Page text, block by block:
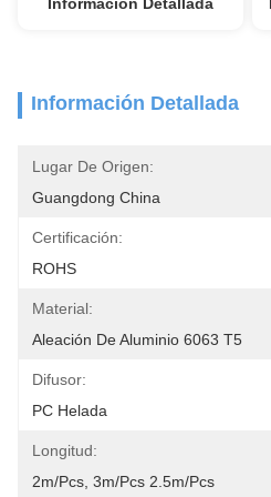
Información Detallada
Lugar De Origen:
Guangdong China
Certificación:
ROHS
Material:
Aleación De Aluminio 6063 T5
Difusor:
PC Helada
Longitud:
2m/pcs, 3m/pcs 2.5m/pcs